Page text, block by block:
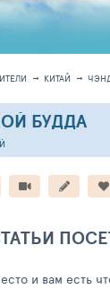
КИТАЙ
БУДДА
и вам есть